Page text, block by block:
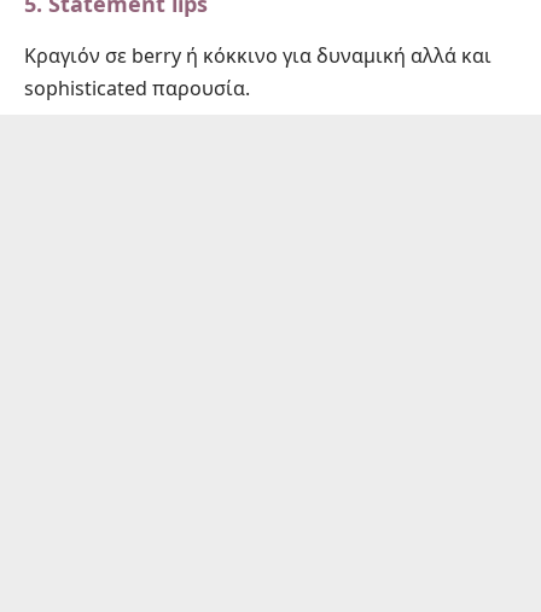
Κραγιόν σε berry ή κόκκινο για δυναμική αλλά και
sophisticated παρουσία.